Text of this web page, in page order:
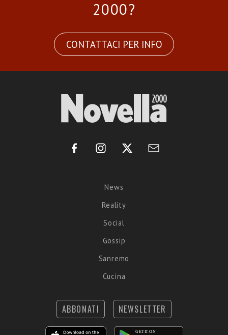
2000?
CONTATTACI PER INFO
News
Reality
Social
Gossip
Sanremo
Cucina
ABBONATI NEWSLETTER